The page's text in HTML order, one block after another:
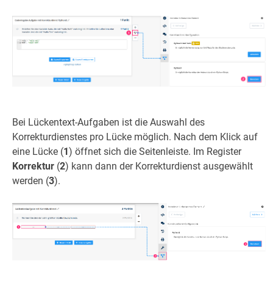
Bei Lückentext-Aufgaben ist die Auswahl des
Korrekturdienstes pro Lücke möglich. Nach dem Klick auf
eine Lücke (1) öffnet sich die Seitenleiste. Im Register
Korrektur (2) kann dann der Korrekturdienst ausgewählt
werden (3).